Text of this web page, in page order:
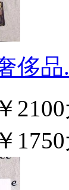
侈品
￥
￥